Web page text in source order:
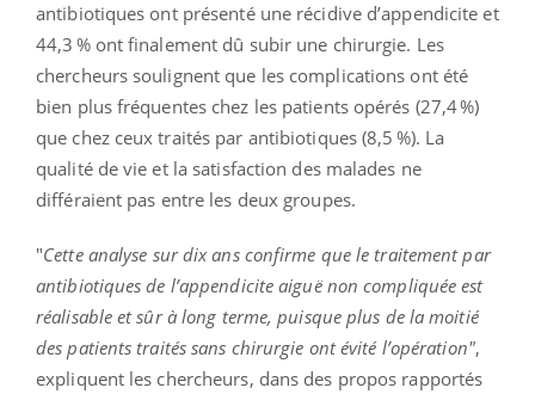
antibiotiques ont présenté une récidive d’appendicite et
44,3 % ont finalement dû subir une chirurgie. Les
chercheurs soulignent que les complications ont été
bien plus fréquentes chez les patients opérés (27,4 %)
que chez ceux traités par antibiotiques (8,5 %). La
qualité de vie et la satisfaction des malades ne
différaient pas entre les deux groupes.
"Cette analyse sur dix ans confirme que le traitement par
antibiotiques de l’appendicite aiguë non compliquée est
réalisable et sûr à long terme, puisque plus de la moitié
des patients traités sans chirurgie ont évité l’opération",
expliquent les chercheurs, dans des propos rapportés